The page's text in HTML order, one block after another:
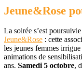
Jeune&Rose
La soirée s’est
Jeune&Rose : cette
les jeunes femmes
animations de
ans. Samedi 5 octobre,